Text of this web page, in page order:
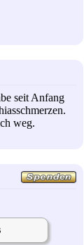
seit Anfang
weg.